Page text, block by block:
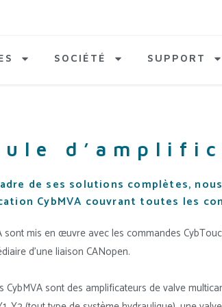
SOCIÉTÉ SUPPORT
de ses solutions complètes,
CybMVA couvrant toutes les
sont mis en œuvre avec les commandes
d’une liaison CANopen.
CybMVA sont des amplificateurs de valve